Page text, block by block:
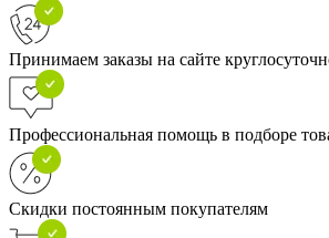
Принимаем заказы на сайте
Профессиональная помощь в подборе
Скидки постоянным покупателям